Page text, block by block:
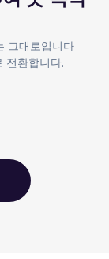
그대로입니다
전환합니다.